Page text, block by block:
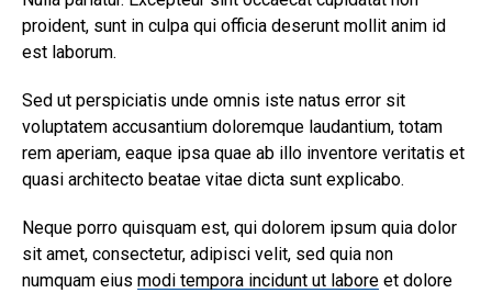
proident, sunt in culpa qui officia deserunt mollit anim id
est laborum.
Sed ut perspiciatis unde omnis iste natus error sit
voluptatem accusantium doloremque laudantium, totam
rem aperiam, eaque ipsa quae ab illo inventore veritatis et
quasi architecto beatae vitae dicta sunt explicabo.
Neque porro quisquam est, qui dolorem ipsum quia dolor
sit amet, consectetur, adipisci velit, sed quia non
numquam eius modi tempora incidunt ut labore et dolore